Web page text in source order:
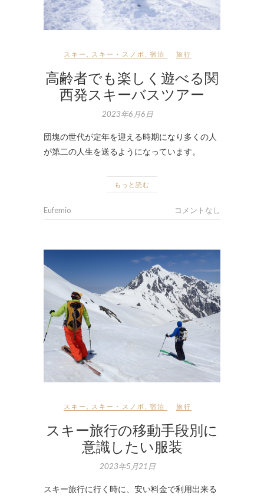
スキー スキー・スノボ 宿泊 旅行
高齢者でも楽しく遊べる関
西発スキーバスツアー
2023年6月6日
団塊の世代が定年を迎える時期になり多くの人
が第二の人生を送るようになっています。
もっと読む
Eufemio コメントなし
スキー スキー・スノボ 宿泊 旅行
スキー旅行の移動手段別に
意識したい服装
2023年5月21日
スキー旅行に行く時に、安い料金で利用出来る